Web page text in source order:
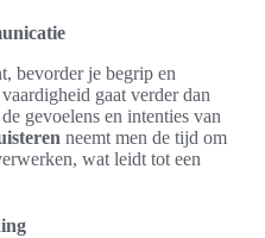
bevorder je begrip en
gaat verder dan
gevoelens en intenties van
neemt men de tijd om
wat leidt tot een